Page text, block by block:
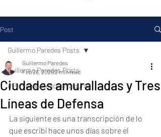
Post
Guillermo Paredes Posts
#Personas FelicesYseguras
Guillermo Paredes Posts
Ciudades amuralladas y Tres
Líneas de Defensa
Guillermo Paredes
Feb 26, 20202 min read
La siguiente es una transcripción de lo
que escribí hace unos días sobre el